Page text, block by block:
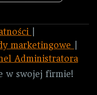
marketingowe
Administratora
w swojej firmie!